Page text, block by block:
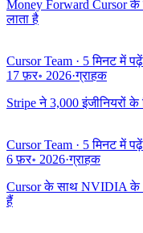
Money Forward Cursor के
लाता है
Cursor Team · 5 मिनट में पढ़ें
17 फ़र॰ 2026·ग्राहक
Stripe ने 3,000
Cursor Team · 5 मिनट में पढ़ें
6 फ़र॰ 2026·ग्राहक
Cursor के साथ NVIDIA के
हैं